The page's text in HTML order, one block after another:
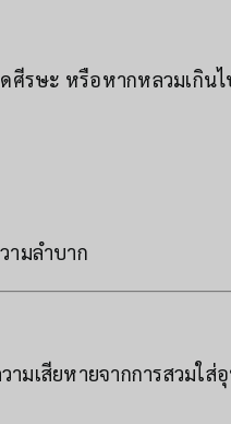
ศีรษะ หรือหากหลวมเกิน
ามลำบาก
ามเสียหายจากการสวมใส่